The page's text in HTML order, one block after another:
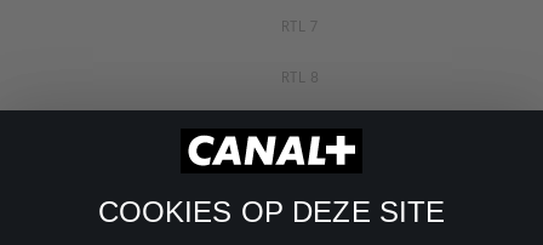
COOKIES OP DEZE SITE
RTL 7
RTL 8
RTL Z
SBS6